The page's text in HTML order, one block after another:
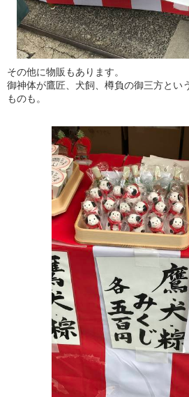
その他に物販もあります。
御神体が鷹匠、犬飼、樽負の御三方とい
ものも。